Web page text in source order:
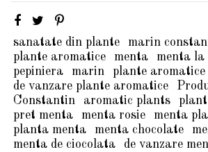
sanatate din plante
marin
plante aromatice
menta
menta la
pepiniera
marin
plante aromatice
de vanzare plante aromatice
Constantin
aromatic plants
pret menta
menta rosie
menta
planta menta
menta chocolate
menta de ciocolata
de vanzare